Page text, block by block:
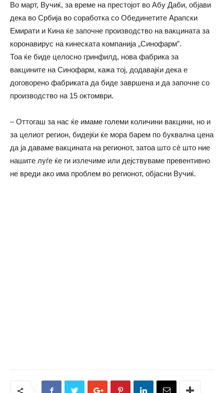
Во март, Вучиќ, за време на престојот во Абу Даби, објави
дека во Србија во соработка со Обединетите Арапски
Емирати и Кина ќе започне производство на вакцината за
коронавирус на кинеската компанија „Синофарм”.
Тоа ќе биде целосно гринфилд, нова фабрика за
вакцините на Синофарм, кажа тој, додавајќи дека е
договорено фабриката да биде завршена и да започне со
производство на 15 октомври.
– Оттогаш за нас ќе имаме големи количини вакцини, но и
за целиот регион, бидејќи ќе мора барем по буквална цена
да ја даваме вакцината на регионот, затоа што сè што ние
нашите луѓе ќе ги излечиме или дејствуваме превентивно
не вреди ако има проблем во регионот, објасни Вучиќ.